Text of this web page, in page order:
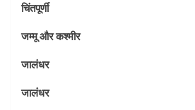
चिंतपूर्णी
जम्मू और कश्मीर
जालंधर
जालंधर